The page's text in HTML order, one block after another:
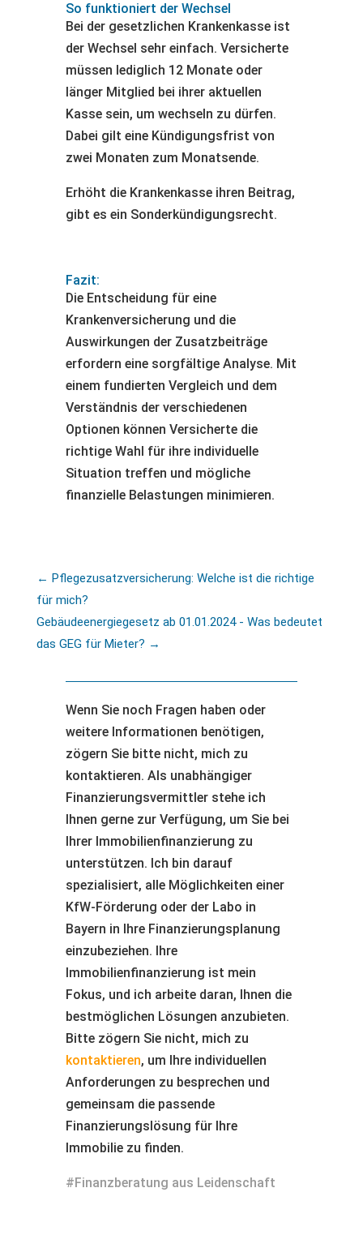
So funktioniert der Wechsel
Bei der gesetzlichen Krankenkasse ist
der Wechsel sehr einfach. Versicherte
müssen lediglich 12 Monate oder
länger Mitglied bei ihrer aktuellen
Kasse sein, um wechseln zu dürfen.
Dabei gilt eine Kündigungsfrist von
zwei Monaten zum Monatsende.
Erhöht die Krankenkasse ihren Beitrag,
gibt es ein Sonderkündigungs­recht.
Fazit:
Die Entscheidung für eine
Krankenversicherung und die
Auswirkungen der Zusatzbeiträge
erfordern eine sorgfältige Analyse. Mit
einem fundierten Vergleich und dem
Verständnis der verschiedenen
Optionen können Versicherte die
richtige Wahl für ihre individuelle
Situation treffen und mögliche
finanzielle Belastungen minimieren.
← Pflegezusatzversicherung: Welche ist die richtige
für mich?
Gebäudeenergiegesetz ab 01.01.2024 - Was bedeutet
das GEG für Mieter? →
Wenn Sie noch Fragen haben oder
weitere Informationen benötigen,
zögern Sie bitte nicht, mich zu
kontaktieren. Als unabhängiger
Finanzierungsvermittler stehe ich
Ihnen gerne zur Verfügung, um Sie bei
Ihrer Immobilienfinanzierung zu
unterstützen. Ich bin darauf
spezialisiert, alle Möglichkeiten einer
KfW-Förderung oder der Labo in
Bayern in Ihre Finanzierungsplanung
einzubeziehen. Ihre
Immobilienfinanzierung ist mein
Fokus, und ich arbeite daran, Ihnen die
bestmöglichen Lösungen anzubieten.
Bitte zögern Sie nicht, mich zu
kontaktieren, um Ihre individuellen
Anforderungen zu besprechen und
gemeinsam die passende
Finanzierungslösung für Ihre
Immobilie zu finden.
#Finanzberatung aus Leidenschaft